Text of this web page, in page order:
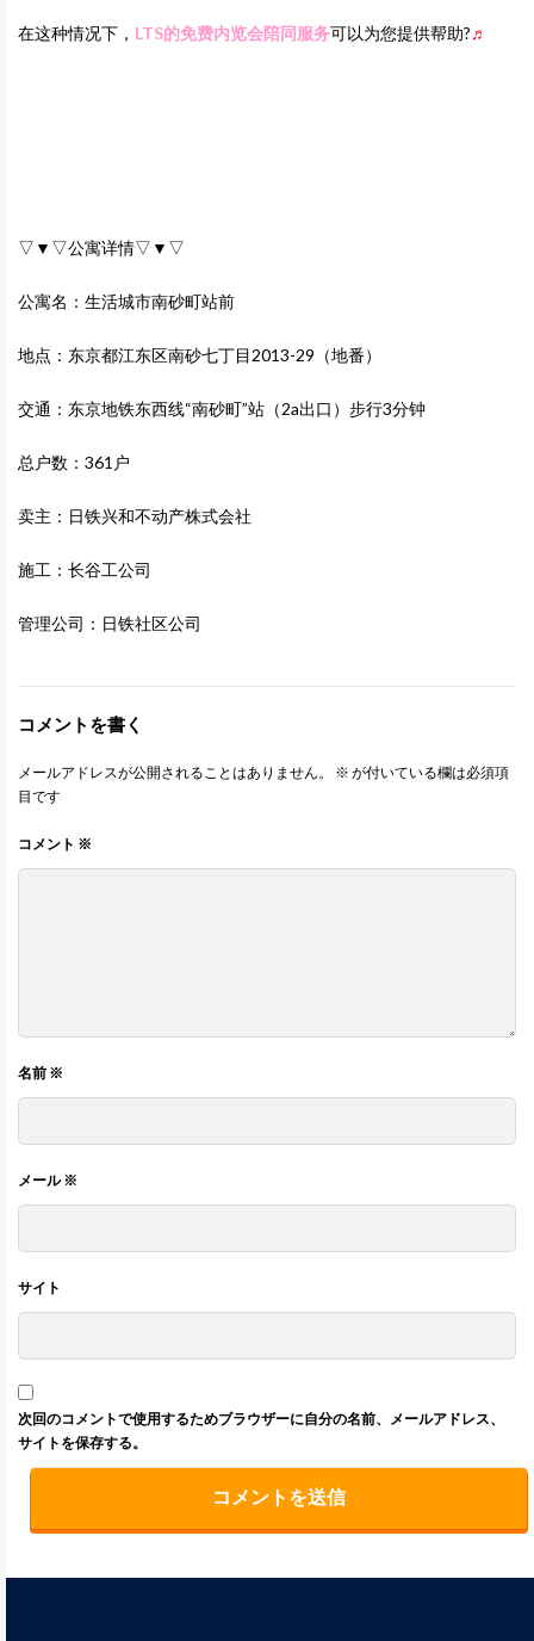
在这种情况下， LTS的免费内览会陪同服务可以为您提供帮助?♬
▽▼▽公寓详情▽▼▽
公寓名：生活城市南砂町站前
地点：东京都江东区南砂七丁目2013-29（地番）
交通：东京地铁东西线“南砂町”站（2a出口）步行3分钟
总户数：361户
卖主：日铁兴和不动产株式会社
施工：长谷工公司
管理公司：日铁社区公司
コメントを書く
メールアドレスが公開されることはありません。 ※ が付いている欄は必須項
目です
コメント ※
名前 ※
メール※
サイト
次回のコメントで使用するためブラウザーに自分の名前、メールアドレス、
サイトを保存する。